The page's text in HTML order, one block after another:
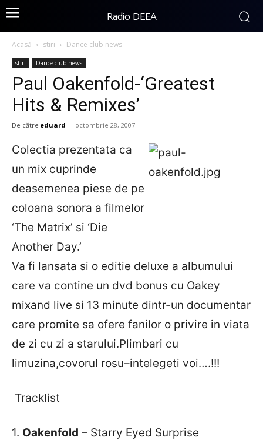
Radio DEEA
Acasă stiri Dance club news
stiri Dance club news
Paul Oakenfold-‘Greatest
Hits & Remixes’
De către eduard - octombrie 28, 2007
Colectia prezentata ca
un mix cuprinde
deasemenea piese de pe
coloana sonora a filmelor
‘The Matrix’ si ‘Die
Another Day.’
Va fi lansata si o editie deluxe a albumului
care va contine un dvd bonus cu Oakey
mixand live si 13 minute dintr-un documentar
care promite sa ofere fanilor o privire in viata
de zi cu zi a starului.Plimbari cu
limuzina,covorul rosu–intelegeti voi….!!!
Tracklist
1. Oakenfold – Starry Eyed Surprise